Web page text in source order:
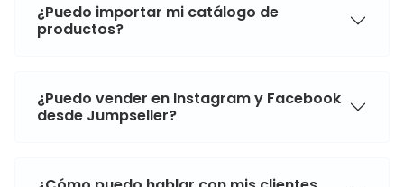
¿Puedo importar mi catálogo de
productos?
¿Puedo vender en Instagram y Facebook
desde Jumpseller?